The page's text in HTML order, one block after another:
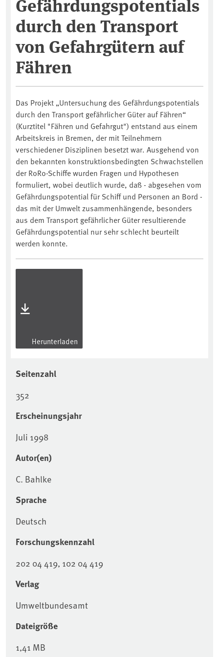
durch den Transport
von Gefahrgütern auf
Fähren
Das Projekt „Untersuchung des Gefährdungspotentials
durch den Transport gefährlicher Güter auf Fähren“
(Kurztitel "Fähren und Gefahrgut") entstand aus einem
Arbeitskreis in Bremen, der mit Teilnehmern
verschiedener Disziplinen besetzt war. Ausgehend von
den bekannten konstruktionsbedingten Schwachstellen
der RoRo-Schiffe wurden Fragen und Hypothesen
formuliert, wobei deutlich wurde, daß - abgesehen vom
Gefährdungspotential für Schiff und Personen an Bord -
das mit der Umwelt zusammenhängende, besonders
aus dem Transport gefährlicher Güter resultierende
Gefährdungspotential nur sehr schlecht beurteilt
werden konnte.
Herunterladen
Seitenzahl
352
Erscheinungsjahr
Juli 1998
Autor(en)
C. Bahlke
Sprache
Deutsch
Forschungskennzahl
202 04 419, 102 04 419
Verlag
Umweltbundesamt
Dateigröße
1,41 MB